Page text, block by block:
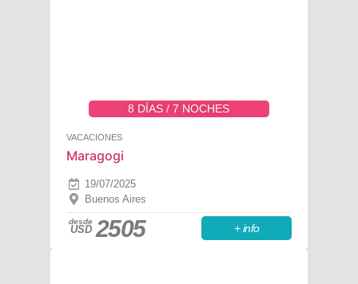
8 DÍAS / 7 NOCHES
VACACIONES
Maragogi
19/07/2025
Buenos Aires
desde
USD 2505 + info